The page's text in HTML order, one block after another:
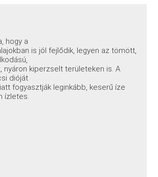
hogy a
is jól fejlődik, legyen az tömött,
nyáron kiperzselt területeken is. A
dióját
fogyasztják leginkább, keserű íze
ízletes.